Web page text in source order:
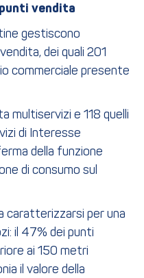
vendita
gestiscono
dei quali 201
commerciale presente
multiservizi e 118 quelli
di Interesse
della funzione
di consumo sul
caratterizzarsi per una
il 47% dei punti
ai 150 metri
il valore della